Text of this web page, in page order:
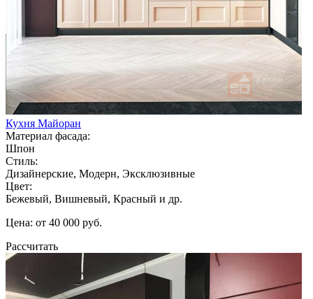
Кухня Майоран
Материал фасада:
Шпон
Стиль:
Дизайнерские, Модерн, Эксклюзивные
Цвет:
Бежевый, Вишневый, Красный и др.
Цена: от 40 000 руб.
Рассчитать